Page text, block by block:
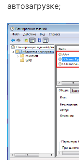
автозагрузке;